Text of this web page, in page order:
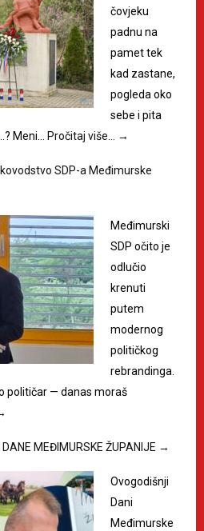
čovjeku
padnu na
pamet tek
kad zastane,
pogleda oko
sebe i pita
Meni… Pročitaj više… →
SDP-a Međimurske
Međimurski
SDP očito je
odlučio
krenuti
putem
modernog
političkog
rebrandinga.
političar — danas moraš
MEĐIMURSKE ŽUPANIJE →
Ovogodišnji
Dani
Međimurske